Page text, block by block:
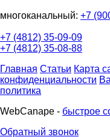
многоканальный: +7
+7 (4812) 35-09-09
+7 (4812) 35-08-88
Главная Статьи Карта
конфиденциальности
политика
WebCanape - быстрое
Обратный звонок